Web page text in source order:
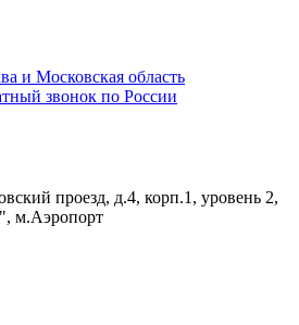
и Московская область
звонок по России
проезд, д.4, корп.1, уровень 2,
м.Аэропорт